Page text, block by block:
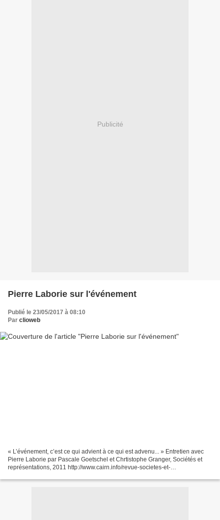
Publicité
Pierre Laborie sur l'événement
Publié le 23/05/2017 à 08:10
Par clioweb
« L’événement, c’est ce qui advient à ce qui est advenu... » Entretien avec
Pierre Laborie par Pascale Goetschel et Chrtistophe Granger, Sociétés et
représentations, 2011 http://www.cairn.info/revue-societes-et-